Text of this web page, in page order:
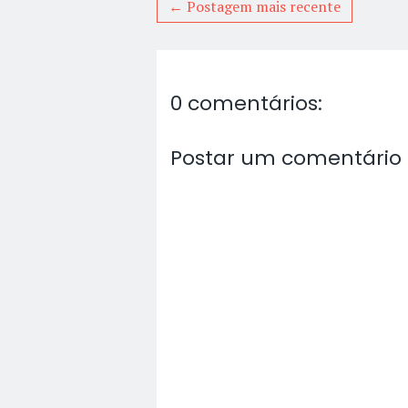
← Postagem mais recente
0 comentários:
Postar um comentário